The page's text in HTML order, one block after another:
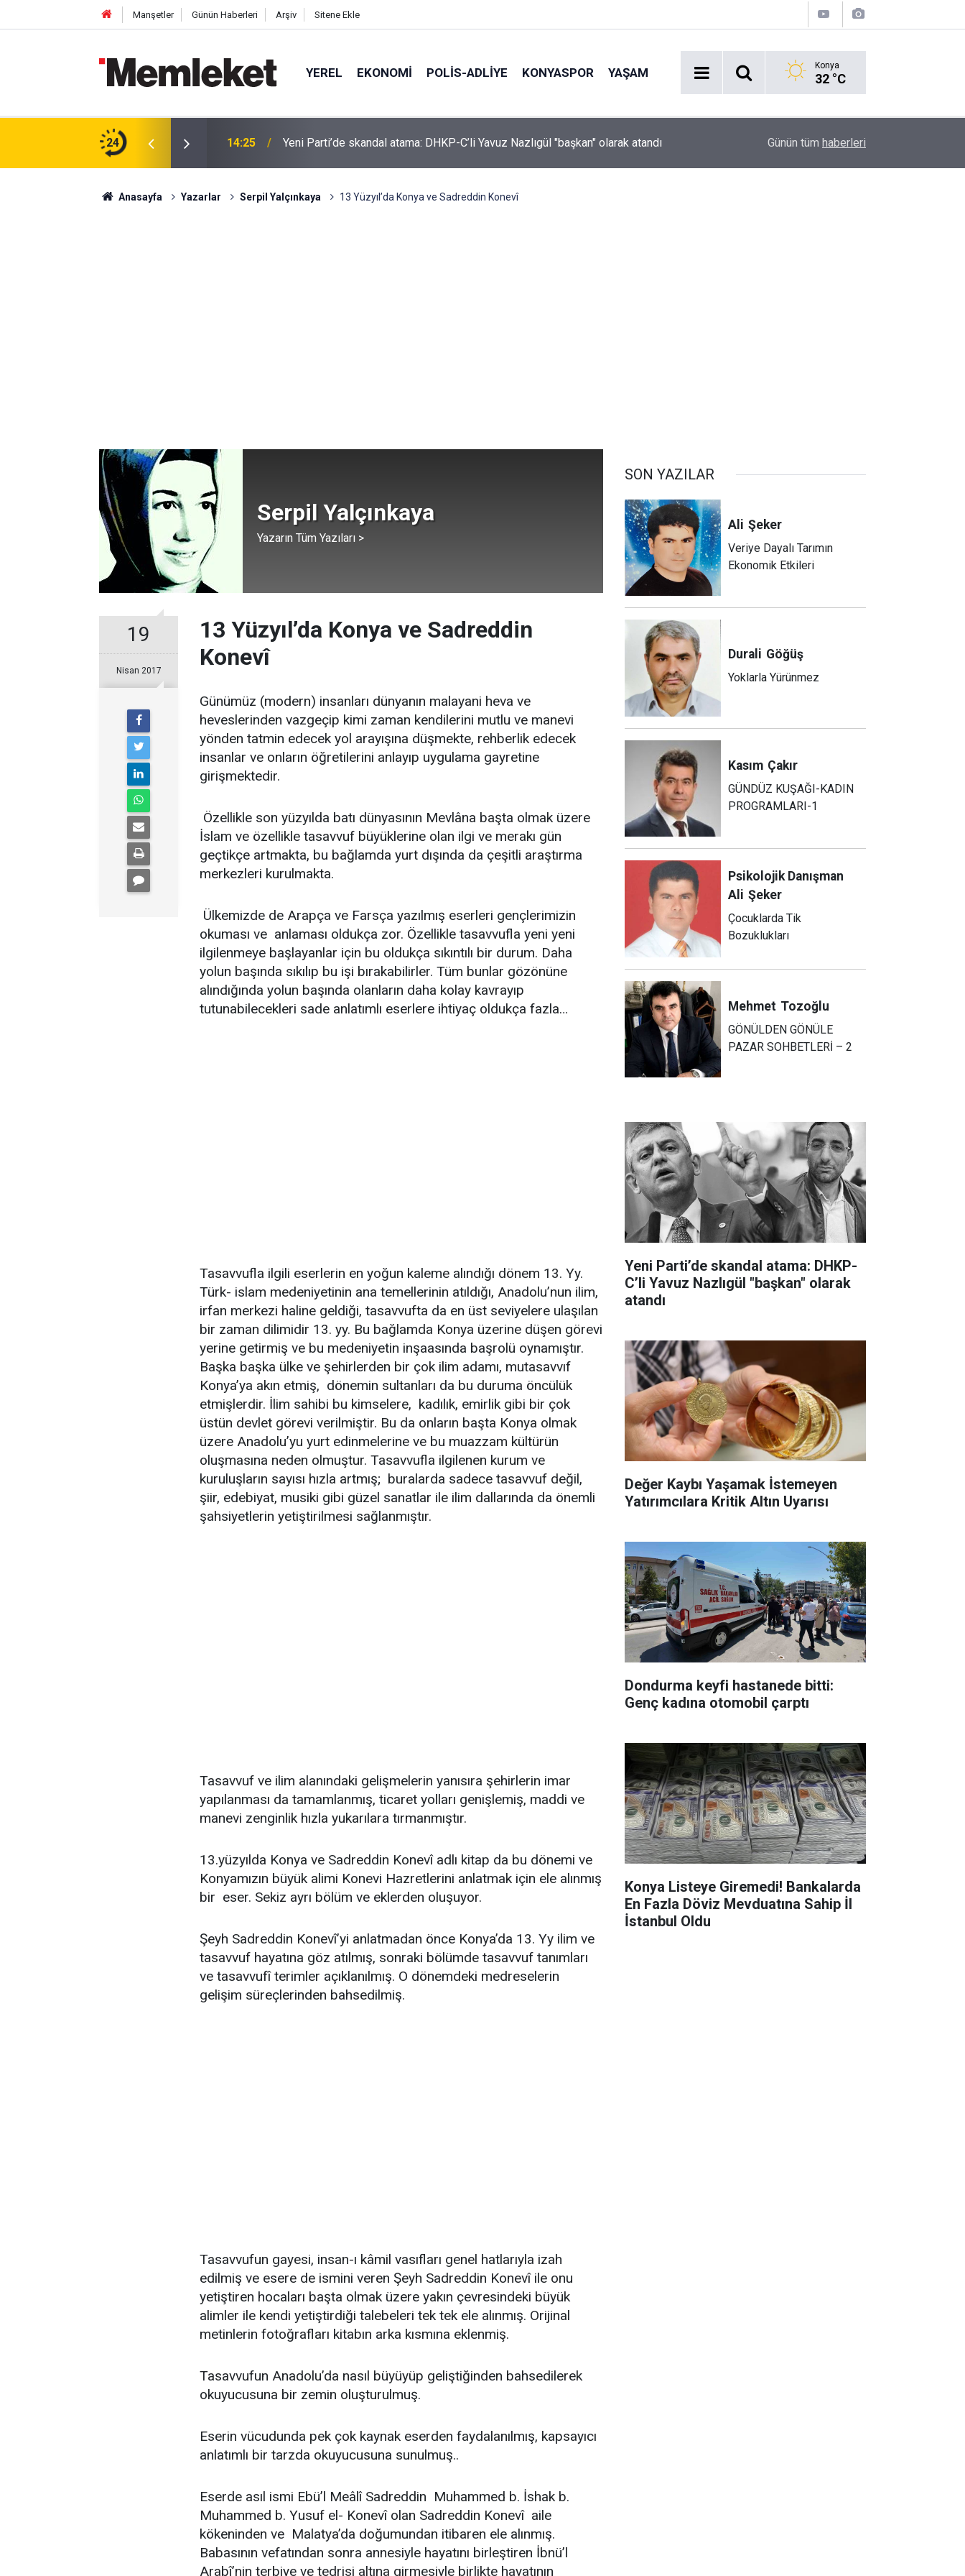
Manşetler Günün Haberleri Arşiv Sitene Ekle
YEREL EKONOMI POLİS-ADLİYE KONYASPOR YAŞAM Konya
32 °C
24
C’li Yavuz Nazlıgül "başkan" olarak atandı 14:18 Doğu Akdeniz'in Kirliliği Antalya Kıyılarını Tehdit Ediyor Avukatlar sustu, silahlar konuştu: Meslektaşını
Günün tüm haberleri
Anasayfa Yazarlar Serpil Yalçınkaya 13 Yüzyıl’da Konya ve Sadreddin Konevî
Serpil Yalçınkaya
Yazarın Tüm Yazıları >
19
Nisan 2017
13 Yüzyıl’da Konya ve Sadreddin
Konevî
Günümüz (modern) insanları dünyanın malayani heva ve
heveslerinden vazgeçip kimi zaman kendilerini mutlu ve manevi
yönden tatmin edecek yol arayışına düşmekte, rehberlik edecek
insanlar ve onların öğretilerini anlayıp uygulama gayretine
girişmektedir.
Özellikle son yüzyılda batı dünyasının Mevlâna başta olmak üzere
İslam ve özellikle tasavvuf büyüklerine olan ilgi ve merakı gün
geçtikçe artmakta, bu bağlamda yurt dışında da çeşitli araştırma
merkezleri kurulmakta.
Ülkemizde de Arapça ve Farsça yazılmış eserleri gençlerimizin
okuması ve anlaması oldukça zor. Özellikle tasavvufla yeni yeni
ilgilenmeye başlayanlar için bu oldukça sıkıntılı bir durum. Daha
yolun başında sıkılıp bu işi bırakabilirler. Tüm bunlar gözönüne
alındığında yolun başında olanların daha kolay kavrayıp
tutunabilecekleri sade anlatımlı eserlere ihtiyaç oldukça fazla…
Tasavvufla ilgili eserlerin en yoğun kaleme alındığı dönem 13. Yy.
Türk- islam medeniyetinin ana temellerinin atıldığı, Anadolu’nun ilim,
irfan merkezi haline geldiği, tasavvufta da en üst seviyelere ulaşılan
bir zaman dilimidir 13. yy. Bu bağlamda Konya üzerine düşen görevi
yerine getirmiş ve bu medeniyetin inşaasında başrolü oynamıştır.
Başka başka ülke ve şehirlerden bir çok ilim adamı, mutasavvıf
Konya’ya akın etmiş, dönemin sultanları da bu duruma öncülük
etmişlerdir. İlim sahibi bu kimselere, kadılık, emirlik gibi bir çok
üstün devlet görevi verilmiştir. Bu da onların başta Konya olmak
üzere Anadolu’yu yurt edinmelerine ve bu muazzam kültürün
oluşmasına neden olmuştur. Tasavvufla ilgilenen kurum ve
kuruluşların sayısı hızla artmış; buralarda sadece tasavvuf değil,
şiir, edebiyat, musiki gibi güzel sanatlar ile ilim dallarında da önemli
şahsiyetlerin yetiştirilmesi sağlanmıştır.
Tasavvuf ve ilim alanındaki gelişmelerin yanısıra şehirlerin imar
yapılanması da tamamlanmış, ticaret yolları genişlemiş, maddi ve
manevi zenginlik hızla yukarılara tırmanmıştır.
13.yüzyılda Konya ve Sadreddin Konevî adlı kitap da bu dönemi ve
Konyamızın büyük alimi Konevi Hazretlerini anlatmak için ele alınmış
bir eser. Sekiz ayrı bölüm ve eklerden oluşuyor.
Şeyh Sadreddin Konevî’yi anlatmadan önce Konya’da 13. Yy ilim ve
tasavvuf hayatına göz atılmış, sonraki bölümde tasavvuf tanımları
ve tasavvufî terimler açıklanılmış. O dönemdeki medreselerin
gelişim süreçlerinden bahsedilmiş.
Tasavvufun gayesi, insan-ı kâmil vasıfları genel hatlarıyla izah
edilmiş ve esere de ismini veren Şeyh Sadreddin Konevî ile onu
yetiştiren hocaları başta olmak üzere yakın çevresindeki büyük
alimler ile kendi yetiştirdiği talebeleri tek tek ele alınmış. Orijinal
metinlerin fotoğrafları kitabın arka kısmına eklenmiş.
Tasavvufun Anadolu’da nasıl büyüyüp geliştiğinden bahsedilerek
okuyucusuna bir zemin oluşturulmuş.
Eserin vücudunda pek çok kaynak eserden faydalanılmış, kapsayıcı
anlatımlı bir tarzda okuyucusuna sunulmuş..
Eserde asıl ismi Ebü’l Meâlî Sadreddin Muhammed b. İshak b.
Muhammed b. Yusuf el- Konevî olan Sadreddin Konevî aile
kökeninden ve Malatya’da doğumundan itibaren ele alınmış.
Babasının vefatından sonra annesiyle hayatını birleştiren İbnü’l
Arabî’nin terbiye ve tedrisi altına girmesiyle birlikte hayatının
SON YAZILAR
Ali Şeker
Veriye Dayalı Tarımın
Ekonomik Etkileri
Durali Göğüş
Yoklarla Yürünmez
Kasım Çakır
GÜNDÜZ KUŞAĞI-KADIN
PROGRAMLARI-1
Psikolojik Danışman
Ali Şeker
Çocuklarda Tik
Bozuklukları
Mehmet Tozoğlu
GÖNÜLDEN GÖNÜLE
PAZAR SOHBETLERİ – 2
Yeni Parti’de skandal atama: DHKP-
C’li Yavuz Nazlıgül "başkan" olarak
atandı
Değer Kaybı Yaşamak İstemeyen
Yatırımcılara Kritik Altın Uyarısı
Dondurma keyfi hastanede bitti:
Genç kadına otomobil çarptı
Konya Listeye Giremedi! Bankalarda
En Fazla Döviz Mevduatına Sahip İl
İstanbul Oldu